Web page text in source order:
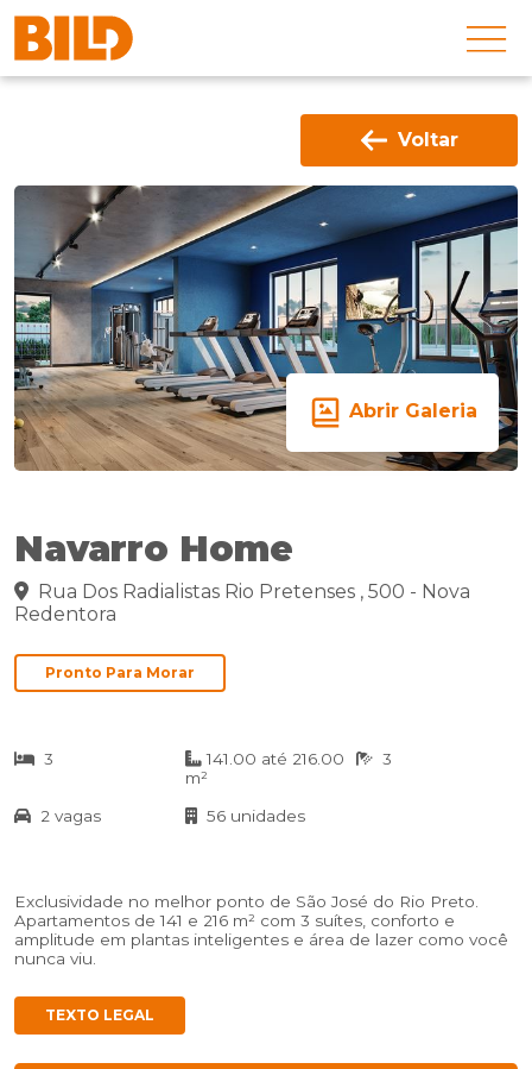
Voltar
Abrir Galeria
Navarro Home
Rua Dos Radialistas Rio Pretenses , 500 - Nova
Redentora
Pronto Para Morar
3
141.00 até 216.00
m²
3
2 vagas 56 unidades
Exclusividade no melhor ponto de São José do Rio Preto.
Apartamentos de 141 e 216 m² com 3 suítes, conforto e
amplitude em plantas inteligentes e área de lazer como você
nunca viu.
TEXTO LEGAL